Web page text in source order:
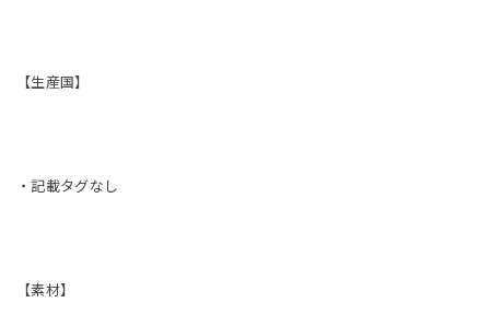
【生産国】
・記載タグなし
【素材】